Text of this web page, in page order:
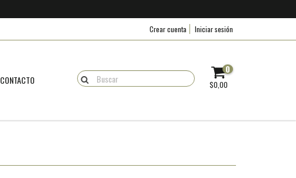
Crear cuenta Iniciar sesión
CONTACTO
0
$0,00